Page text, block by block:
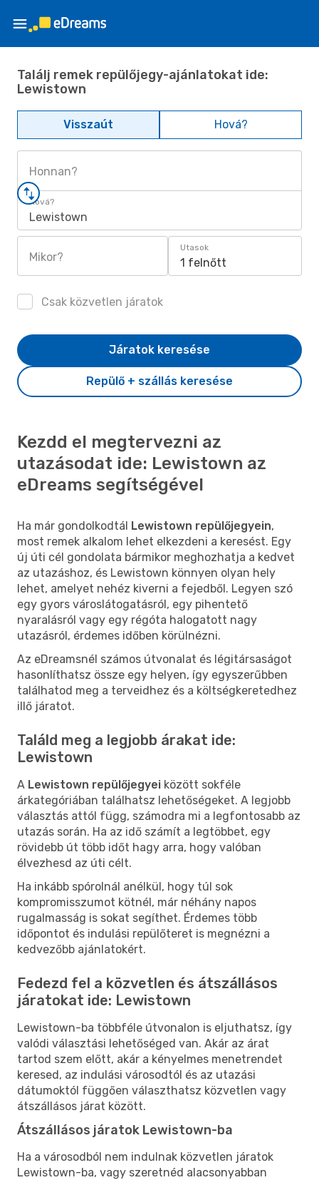
Találj remek repülőjegy-ajánlatokat ide:
Lewistown
Visszaút Hová?
Honnan?
Hová?
Lewistown
Mikor?
Utasok
1 felnőtt
Csak közvetlen járatok
Repülő + szállás keresése
Járatok keresése
Kezdd el megtervezni az
utazásodat ide: Lewistown az
eDreams segítségével
Ha már gondolkodtál Lewistown repülőjegyein,
most remek alkalom lehet elkezdeni a keresést. Egy
új úti cél gondolata bármikor meghozhatja a kedvet
az utazáshoz, és Lewistown könnyen olyan hely
lehet, amelyet nehéz kiverni a fejedből. Legyen szó
egy gyors városlátogatásról, egy pihentető
nyaralásról vagy egy régóta halogatott nagy
utazásról, érdemes időben körülnézni.
Az eDreamsnél számos útvonalat és légitársaságot
hasonlíthatsz össze egy helyen, így egyszerűbben
találhatod meg a terveidhez és a költségkeretedhez
illő járatot.
Találd meg a legjobb árakat ide:
Lewistown
A Lewistown repülőjegyei között sokféle
árkategóriában találhatsz lehetőségeket. A legjobb
választás attól függ, számodra mi a legfontosabb az
utazás során. Ha az idő számít a legtöbbet, egy
rövidebb út több időt hagy arra, hogy valóban
élvezhesd az úti célt.
Ha inkább spórolnál anélkül, hogy túl sok
kompromisszumot kötnél, már néhány napos
rugalmasság is sokat segíthet. Érdemes több
időpontot és indulási repülőteret is megnézni a
kedvezőbb ajánlatokért.
Fedezd fel a közvetlen és átszállásos
járatokat ide: Lewistown
Lewistown-ba többféle útvonalon is eljuthatsz, így
valódi választási lehetőséged van. Akár az árat
tartod szem előtt, akár a kényelmes menetrendet
keresed, az indulási városodtól és az utazási
dátumoktól függően választhatsz közvetlen vagy
átszállásos járat között.
Átszállásos járatok Lewistown-ba
Ha a városodból nem indulnak közvetlen járatok
Lewistown-ba, vagy szeretnéd alacsonyabban